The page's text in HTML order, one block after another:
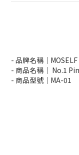
- 品牌名稱 ｜ MOSELF
- 商品名稱 ｜ No.1
- 商品型號｜ MA-01